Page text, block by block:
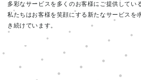
多彩なサービスを多くのお客様にご提供してい
私たちはお客様を笑顔にする新たなサービスを
き続けています。